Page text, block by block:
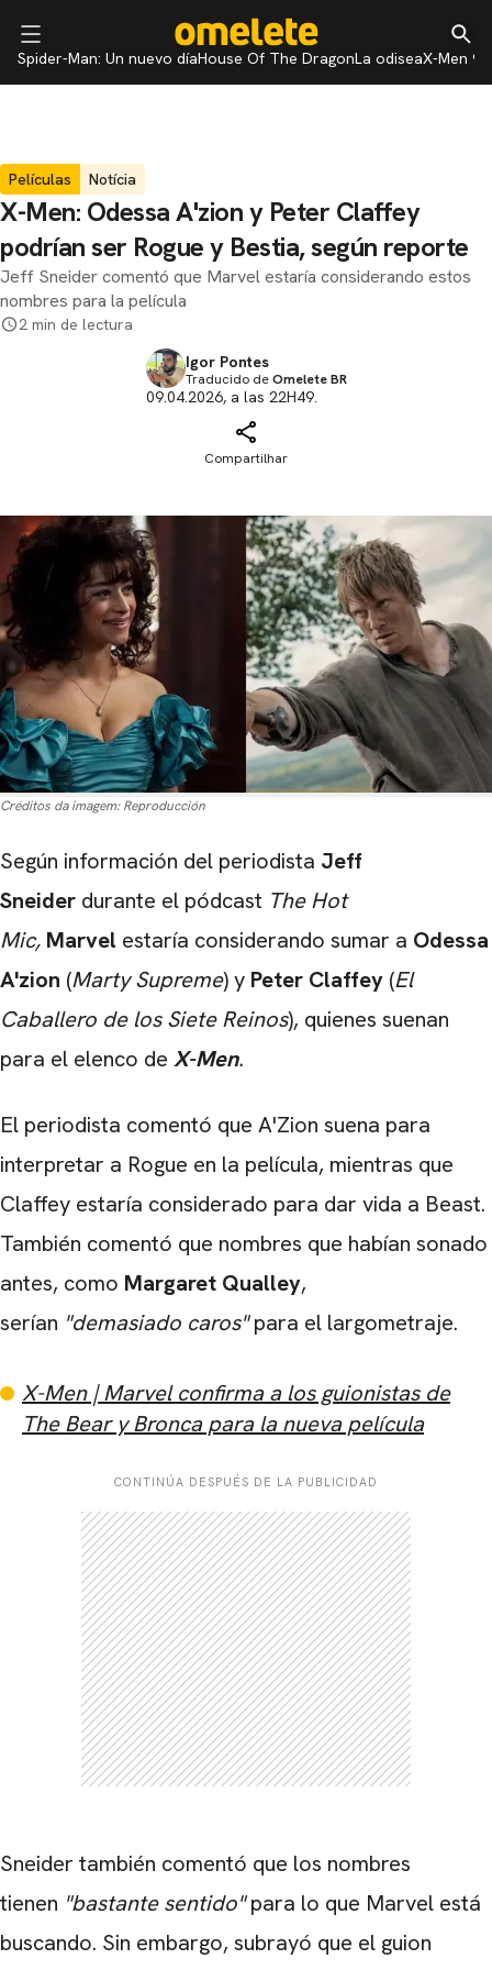
Spider-Man: Un nuevo díaHouse Of The DragonLa odiseaX-Men 97
Películas Notícia
X-Men: Odessa A'zion y Peter Claffey
podrían ser Rogue y Bestia, según reporte
Jeff Sneider comentó que Marvel estaría considerando estos
nombres para la película
2 min de lectura
Igor Pontes
Traducido deOmelete BR
09.04.2026, a las 22H49.
Compartilhar
Créditos da imagem: Reproducción
Según información del periodista Jeff
Sneider durante el pódcast The Hot
Mic, Marvel estaría considerando sumar a Odessa
A'zion (Marty Supreme) y Peter Claffey (El
Caballero de los Siete Reinos), quienes suenan
para el elenco de X-Men.
El periodista comentó que A'Zion suena para
interpretar a Rogue en la película, mientras que
Claffey estaría considerado para dar vida a Beast.
También comentó que nombres que habían sonado
antes, como Margaret Qualley,
serían "demasiado caros"para el largometraje.
X-Men | Marvel confirma a los guionistas de
The Bear y Bronca para la nueva película
CONTINÚA DESPUÉS DE LA PUBLICIDAD
Sneider también comentó que los nombres
tienen "bastante sentido"para lo que Marvel está
buscando. Sin embargo, subrayó que el guion